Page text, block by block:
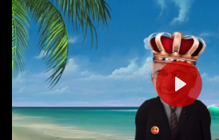
PLAY